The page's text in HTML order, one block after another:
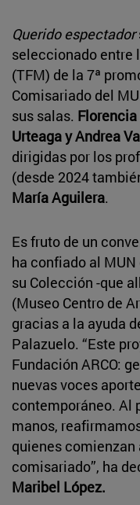
Querido espectador
seleccionado entre
(TFM) de la 7ª
Comisariado del
sus salas. Florencia
Urteaga y Andrea
dirigidas por los
(desde 2024
María Aguilera.
Es fruto de un
ha confiado al
su Colección -que
(Museo Centro de
gracias a la ayuda
Palazuelo. “Este
Fundación ARCO:
nuevas voces
contemporáneo. Al
manos,
quienes
comisariado”, ha
Maribel López.